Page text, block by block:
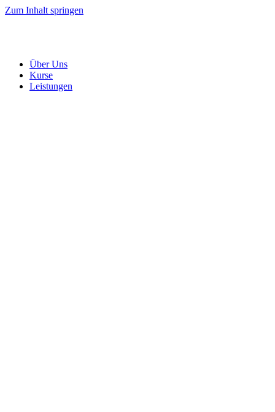
Zum Inhalt springen
Über Uns
Kurse
Leistungen